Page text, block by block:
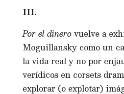
III.
Por el dinerovuelve a
Moguillansky como un
la vida real y no por
verídicos en corsets
explorar (o explotar)